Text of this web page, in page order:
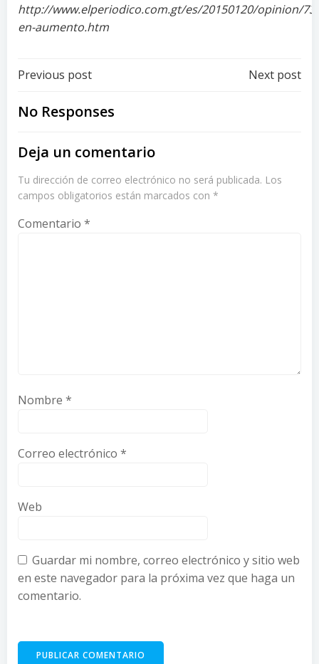
http://www.elperiodico.com.gt/es/20150120/opinion/
en-aumento.htm
Post
navigation
Previous post Next post
No Responses
Deja un comentario
Tu dirección de correo electrónico no será publicada. Los
campos obligatorios están marcados con *
Comentario *
Nombre *
Correo electrónico *
Web
Guardar mi nombre, correo electrónico y sitio web
en este navegador para la próxima vez que haga un
comentario.